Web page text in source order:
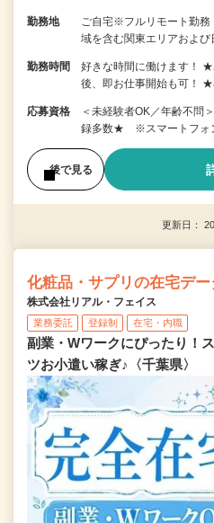
勤務地
ご自宅※フルリモート勤
域を含む関東エリアおよ
勤務時間
好きな時間に働けます！
後、即お仕事開始も可！
応募資格
＜未経験者OK／年齢不
録多数★ ※スマートフォ
後で見る
更新日：
化粧品・サプリの在宅デー
株式会社リアル・フェイス
業務委託 登録制 在宅・内職
副業・Wワークにぴったり！
ツお小遣い稼ぎ♪〈千葉県〉